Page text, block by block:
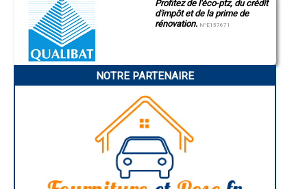
- Entreprise de rénovation immobilière à Treffléan
- Entreprise de rénovation immobilière à Malansac
- Entreprise de rénovation immobilière à Le Sourn
- Entreprise de rénovation immobilière à Plouharnel
- Entreprise de rénovation immobilière à Saint-Thuriau
- Entreprise de rénovation immobilière à Langonnet
- Entreprise de rénovation immobilière à Peillac
- Entreprise de rénovation immobilière à Landaul
- Entreprise de rénovation immobilière à Pleucadeuc
- Entreprise de rénovation immobilière à Réguiny
- Entreprise de rénovation immobilière à Pénestin
- Entreprise de rénovation immobilière à Moustoir-Ac
- Entreprise de rénovation immobilière à Locmariaquer
- Entreprise de rénovation immobilière à Campénéac
Montluçon
Manosque
Gap
Charleville-Mézières
Pamiers
Narbonne
Profitez de l'éco-ptz, du crédit
d'impôt et de la prime de
rénovation. N°E157671
NOTRE PARTENAIRE